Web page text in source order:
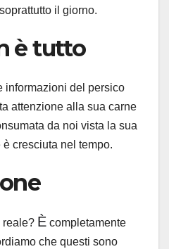
il giorno.
è tutto
informazioni del persico
attenzione alla sua carne
da noi vista la sua
cresciuta nel tempo.
reale? È completamente
che questi sono